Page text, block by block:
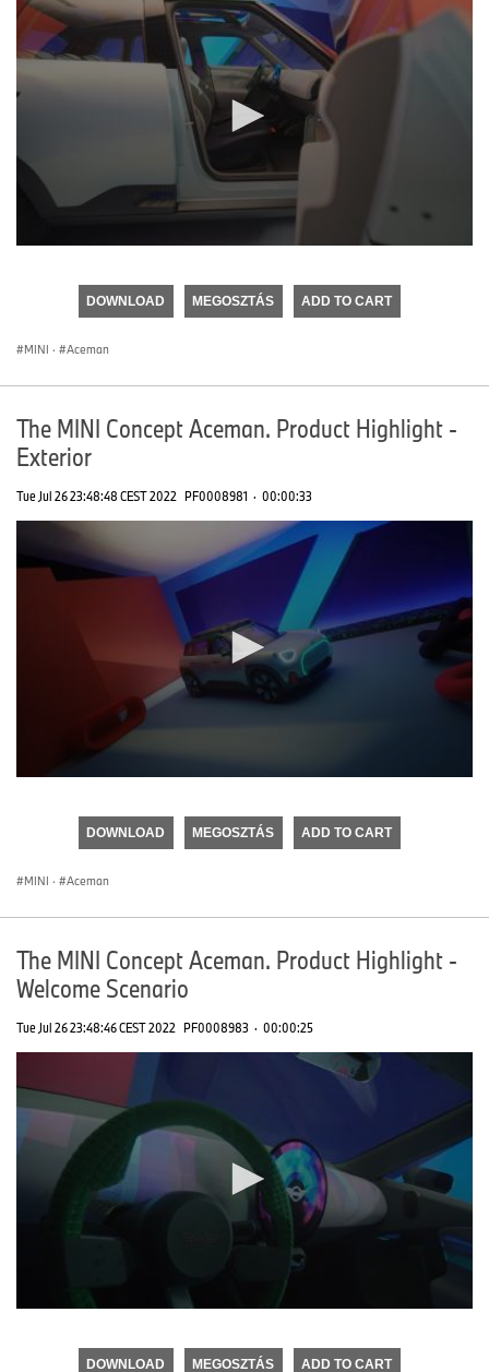
seconds
DOWNLOAD MEGOSZTÁS ADD TO CART
MINI · Aceman
The MINI Concept Aceman. Product Highlight -
Exterior
Tue Jul 26 23:48:48 CEST 2022 PF0008981 · 00:00:33
seconds
DOWNLOAD MEGOSZTÁS ADD TO CART
MINI · Aceman
The MINI Concept Aceman. Product Highlight -
Welcome Scenario
Tue Jul 26 23:48:46 CEST 2022 PF0008983 · 00:00:25
DOWNLOAD MEGOSZTÁS ADD TO CART